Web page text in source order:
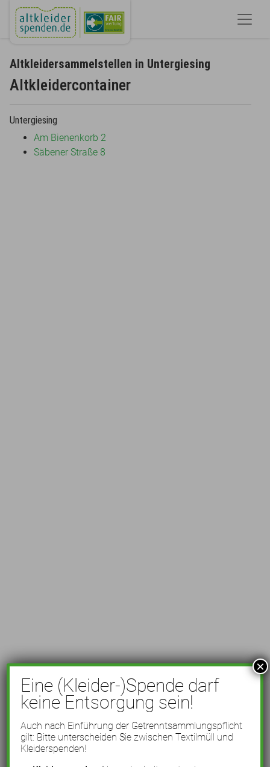
Altkleidersammelstellen in Untergiesing
Altkleidercontainer
Untergiesing
Am Bienenkorb 2
Säbener Straße 8
Eine (Kleider-)Spende darf
keine Entsorgung sein!
Auch nach Einführung der Getrenntsammlungspflicht
gilt: Bitte unterscheiden Sie zwischen Textilmüll und
Kleiderspenden!
×